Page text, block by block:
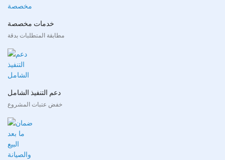
خدمات مخصصة
مطابقة المتطلبات بدقة
دعم التنفيذ الشامل
خفض عتبات المشروع